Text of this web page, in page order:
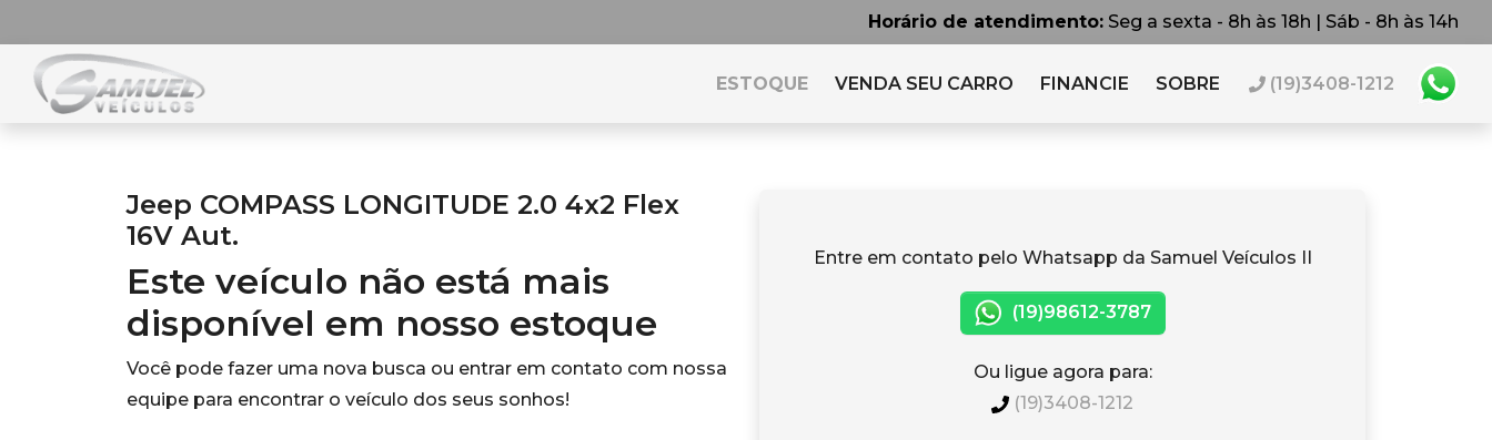
Horário de atendimento: Seg a sexta - 8h às 18h | Sáb - 8h às 14h
ESTOQUE VENDA SEU CARRO FINANCIE SOBRE (19)3408-1212
Jeep COMPASS LONGITUDE 2.0 4x2 Flex
16V Aut.
Este veículo não está mais
disponível em nosso estoque
Você pode fazer uma nova busca ou entrar em contato com nossa
equipe para encontrar o veículo dos seus sonhos!
Entre em contato pelo Whatsapp da Samuel Veículos II
(19)98612-3787
Ou ligue agora para:
(19)3408-1212